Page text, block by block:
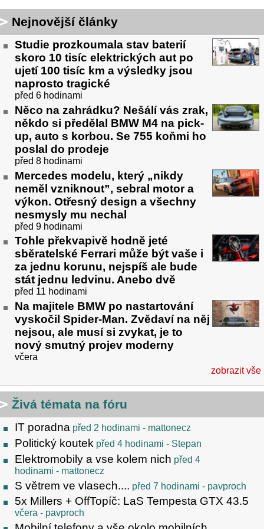
Nejnovější články
Studie prozkoumala stav baterií
skoro 10 tisíc elektrických aut po
ujetí 100 tisíc km a výsledky jsou
naprosto tragické
před 6 hodinami
Něco na zahrádku? Nešálí vás zrak,
někdo si předělal BMW M4 na pick-
up, auto s korbou. Se 755 koňmi ho
poslal do prodeje
před 8 hodinami
Mercedes modelu, který „nikdy
neměl vzniknout”, sebral motor a
výkon. Otřesný design a všechny
nesmysly mu nechal
před 9 hodinami
Tohle překvapivě hodně jeté
sběratelské Ferrari může být vaše i
za jednu korunu, nejspíš ale bude
stát jednu ledvinu. Anebo dvě
před 11 hodinami
Na majitele BMW po nastartování
vyskočil Spider-Man. Zvědaví na něj
nejsou, ale musí si zvykat, je to
nový smutný projev moderny
včera
zobrazit vše
Živá témata na fóru
IT poradna před 2 hodinami - mattonecz
Politický koutek před 4 hodinami - Stepan
Elektromobily a vse kolem nich před 4
hodinami - mattonecz
S větrem ve vlasech.... před 7 hodinami - pavproch
5x Millers + OffTopíč: LaS Tempesta GTX 43.5
včera - pavproch